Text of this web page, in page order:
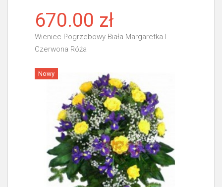
670.00 zł
Wieniec Pogrzebowy Biała Margaretka I
Czerwona Róża
Więcej
Nowy